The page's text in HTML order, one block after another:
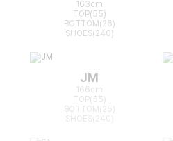
163cm
TOP(55)
BOTTOM(26)
SHOES(240)
JM
166cm
TOP(55)
BOTTOM(25)